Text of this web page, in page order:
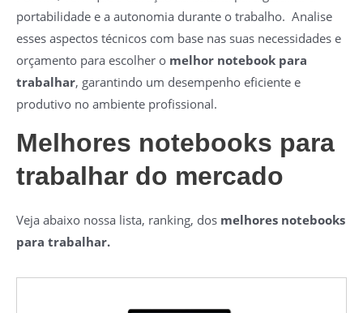
portabilidade e a autonomia durante o trabalho. Analise
esses aspectos técnicos com base nas suas necessidades e
orçamento para escolher o melhor notebook para
trabalhar, garantindo um desempenho eficiente e
produtivo no ambiente profissional.
Melhores notebooks para
trabalhar do mercado
Veja abaixo nossa lista, ranking, dos melhores notebooks
para trabalhar.